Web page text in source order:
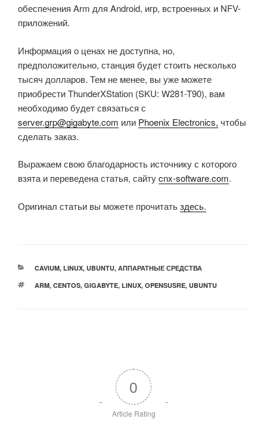
обеспечения Arm для Android, игр, встроенных и NFV-
приложений.
Информация о ценах не доступна, но,
предположительно, станция будет стоить несколько
тысяч долларов. Тем не менее, вы уже можете
приобрести ThunderXStation (SKU: W281-T90), вам
необходимо будет связаться с
server.grp@gigabyte.com или Phoenix Electronics, чтобы
сделать заказ.
Выражаем свою благодарность источнику с которого
взята и переведена статья, сайтуcnx-software.com.
Оригинал статьи вы можете прочитатьздесь.
РУБРИКИ
CAVIUM, LINUX, UBUNTU, АППАРАТНЫЕ СРЕДСТВА
МЕТКИ
ARM, CENTOS, GIGABYTE, LINUX, OPENSUSRE, UBUNTU
0
Article Rating